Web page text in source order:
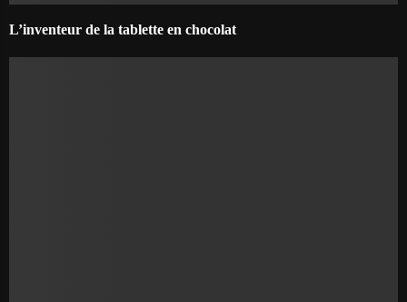
L’inventeur de la tablette en chocolat